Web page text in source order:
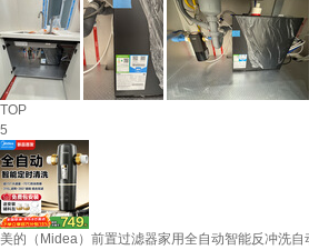
TOP
5
美的（Midea）前置过滤器家用全自动智能反冲洗